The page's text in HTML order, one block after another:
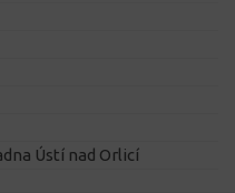
Ústí nad Orlicí